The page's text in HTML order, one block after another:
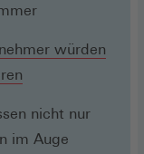
würden
nicht nur
im Auge